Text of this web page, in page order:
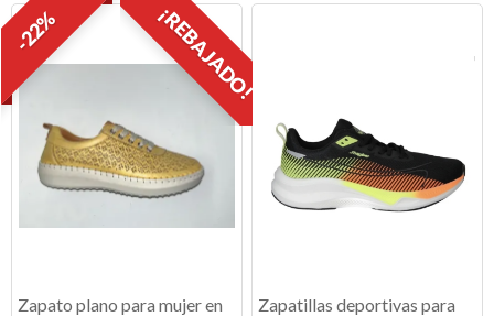
¡REBAJADO!
-22%
Zapato plano para mujer en
Zapatillas deportivas para